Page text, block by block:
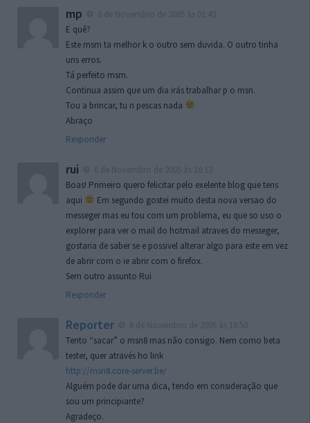
mp
E quê?
Este msm ta melhor k o outro sem duvida. O outro tinha
uns erros.
Tá perfeito msm.
Continua assim que um dia irás trabalhar p o msn.
Tou a brincar, tu n pescas nada
Abraço
Responder
rui
Boas! Primeiro quero felicitar pelo exelente blog que tens
aqui
Em segundo gostei muito desta nova versao do
messeger mas eu tou com um problema, eu que so uso o
explorer para ver o mail do hotmail atraves do messeger,
gostaria de saber se e possivel alterar algo para este em vez
de abrir com o ie abrir com o firefox.
Sem outro assunto Rui
Responder
Reporter
Tento “sacar” o msn8 mas não consigo. Nem como beta
tester, quer através ho link
http://msn8.core-server.be/
Alguém pode dar uma dica, tendo em consideração que
sou um principiante?
Agradeço.